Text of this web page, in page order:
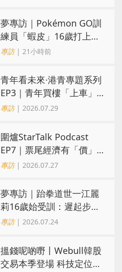
夢專訪｜Pokémon GO訓
練員「蝦皮」16歲打上世
界第一！戰友成最強後盾
專訪| 21小時前
青年看未來·港青專題系列
EP3｜青年買樓「上車」
係咪夢？ 觀念改變居住選
專訪| 2026.07.29
圍爐StarTalk Podcast
EP7｜票尾經濟有「價」
有「市」？「短期流量」
專訪| 2026.07.27
夢專訪｜跆拳道世一江麗
莉16歲始受訓：遲起步不
代表不會成功
專訪| 2026.07.24
搵錢呢啲嘢丨Webull韓股
交易本季登場 科技定位成